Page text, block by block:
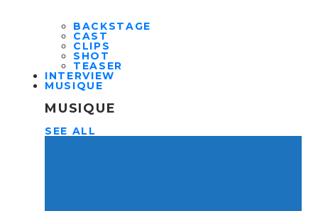
BACKSTAGE
CAST
CLIPS
SHOT
TEASER
INTERVIEW
MUSIQUE
MUSIQUE
SEE ALL